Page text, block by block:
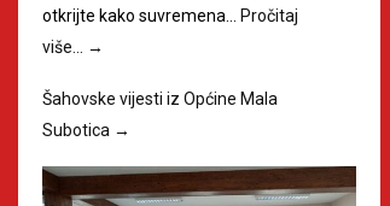
otkrijte kako suvremena…
Pročitaj
više…
→
Šahovske vijesti iz Općine Mala
Subotica →